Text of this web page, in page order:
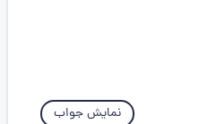
نمایش جواب